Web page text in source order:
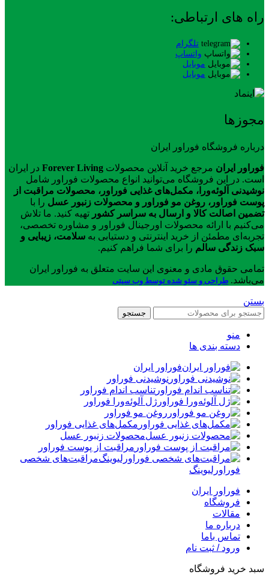
راه های ارتباطی:
تلگرام
واتساپ
موبایل
موبایل
مجوزها
درباره فروشگاه فوراور ایران
فوراور ایران مرجع خرید آنلاین محصولات Forever Living در ایران
است. در این فروشگاه می‌توانید انواع محصولات فوراور شامل
نوشیدنی آلوئه‌ورا، مکمل‌های غذایی فوراور، محصولات مراقبت از
پوست فوراور، روغن مو فوراور و محصولات زنبور عسل را با
تضمین اصالت کالا و ارسال به سراسر کشور تهیه کنید. ما تلاش
می‌کنیم با ارائه محصولات اورجینال فوراور و مشاوره تخصصی،
تجربه‌ای مطمئن از خرید اینترنتی و دستیابی به سلامت، زیبایی و
سبک زندگی سالم را برای شما فراهم کنیم.
تمامی حقوق مادی و معنوی این سایت متعلق به فوراور ایران
می‌باشد. طراحی و سئو شده توسط وب سیتی
بستن
جستجو
منو
دسته بندی ها
فوراور ایران
نوشیدنی فوراور
تناسب اندام فوراور
ژل آلوئه‌ورا فوراور
روغن مو فوراور
مکمل‌های غذایی فوراور
محصولات زنبور عسل
مراقبت از پوست فوراور
مراقبت‌های شخصی
فوراورلیوینگ
فوراور ایران
فروشگاه
مقالات
درباره ما
تماس باما
ورود / ثبت نام
سبد خرید فروشگاه